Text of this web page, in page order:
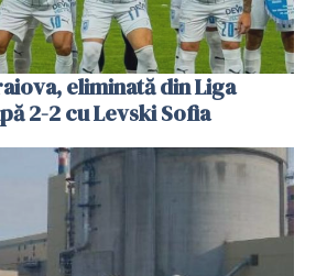
eliminată din Liga
2-2 cu Levski Sofia